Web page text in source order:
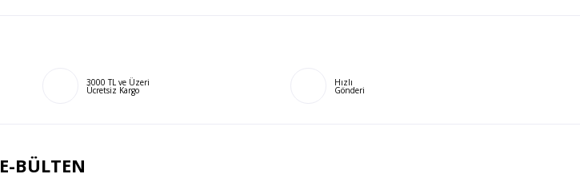
3000 TL ve Üzeri
Ücretsiz Kargo
Hızlı
Gönderi
E-BÜLTEN